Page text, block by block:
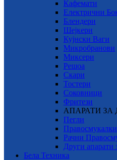
Кафемати
Електрични
Блендери
Шејкери
Кујнски Ваги
Микробранови
Миксери
Решоа
Скари
Тостери
Соковници
Фритези
АПАРАТИ
Пегли
Правосмукалки
Рачни
Други апарати
Бела Техника